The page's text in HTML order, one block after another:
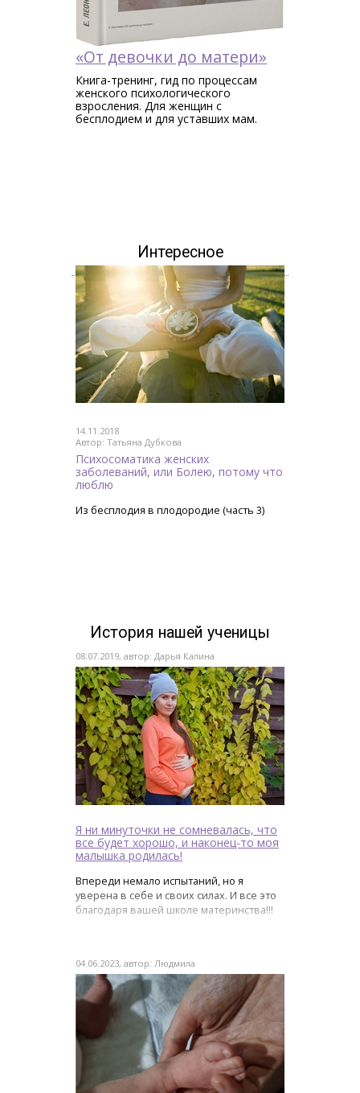
«От девочки до матери»
Книга-тренинг, гид по процессам
женского психологического
взросления. Для женщин c
бесплодием и для уставших мам.
Интересное
14.11.2018
Автор: Татьяна Дубкова
Психосоматика женских
заболеваний, или Болею, потому что
люблю
Из бесплодия в плодородие (часть 3)
История нашей ученицы
08.07.2019, автор: Дарья Калина
Я ни минуточки не сомневалась, что
все будет хорошо, и наконец-то моя
малышка родилась!
Впереди немало испытаний, но я
уверена в себе и своих силах. И все это
благодаря вашей школе материнства!!!
04.06.2023, автор: Людмила